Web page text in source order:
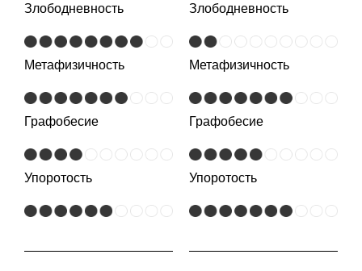
Злободневность
Метафизичность
Графобесие
Упоротость
Злободневность
Метафизичность
Графобесие
Упоротость